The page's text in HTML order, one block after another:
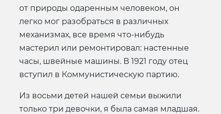
от природы одаренным человеком, он
легко мог разобраться в различных
механизмах, все время что-нибудь
мастерил или ремонтировал: настенные
часы, швейные машины. В 1921 году отец
вступил в Коммунистическую партию.
Из восьми детей нашей семьи выжили
только три девочки, я была самая младшая.